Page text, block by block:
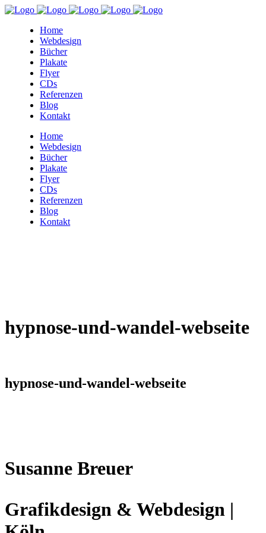
Home
Webdesign
Bücher
Plakate
Flyer
CDs
Referenzen
Blog
Kontakt
Home
Webdesign
Bücher
Plakate
Flyer
CDs
Referenzen
Blog
Kontakt
hypnose-und-wandel-webseite
hypnose-und-wandel-webseite
Susanne Breuer
Grafikdesign & Webdesign |